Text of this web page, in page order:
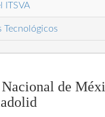
ITSVA
Tecnológicos
de